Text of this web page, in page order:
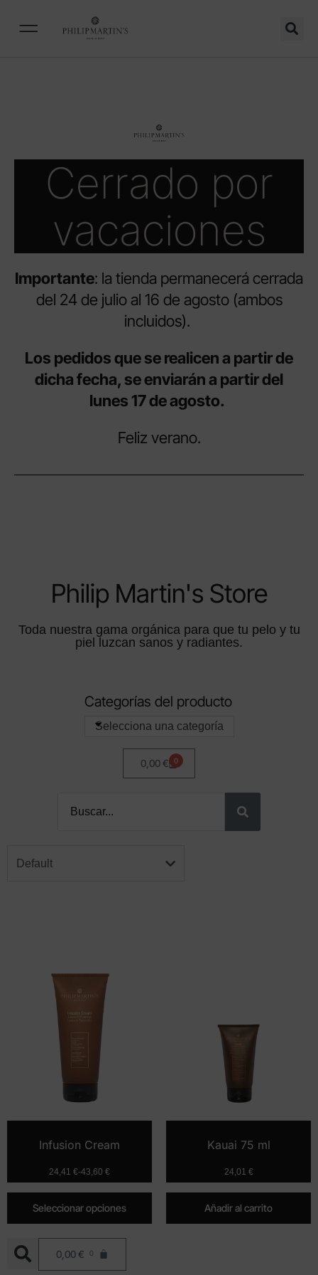
Cerrado por
vacaciones
Importante: la tienda permanecerá cerrada
del 24 de julio al 16 de agosto (ambos
incluidos).
Los pedidos que se realicen a partir de
dicha fecha, se enviarán a partir del
lunes 17 de agosto.
Feliz verano.
Philip Martin's Store
Toda nuestra gama orgánica para que tu pelo y tu
piel luzcan sanos y radiantes.
0,00 € 0
Categorías del producto
Selecciona una categoría
Default
Infusion Cream
24,41 €-43,60 €
Seleccionar opciones
Kauai 75 ml
24,01 €
Añadir al carrito
0,00 € 0